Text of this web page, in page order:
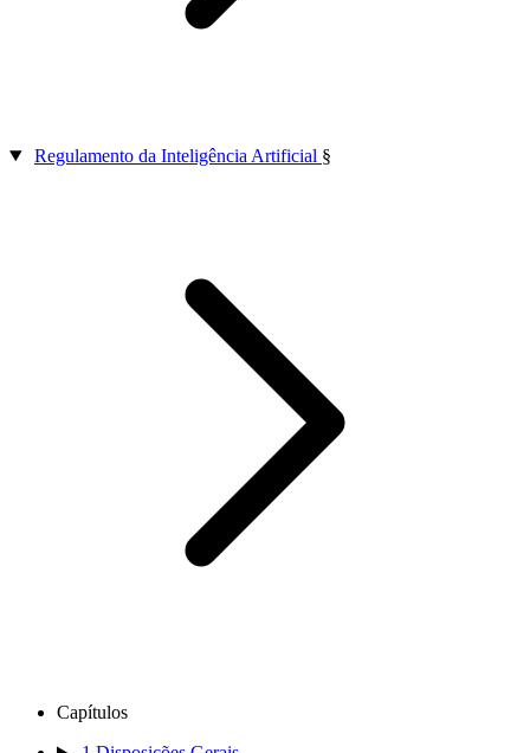
Regulamento da Inteligência Artificial §
Capítulos